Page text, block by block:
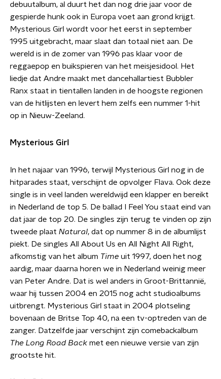
debuutalbum, al duurt het dan nog drie jaar voor de
gespierde hunk ook in Europa voet aan grond krijgt.
Mysterious Girl wordt voor het eerst in september
1995 uitgebracht, maar slaat dan totaal niet aan. De
wereld is in de zomer van 1996 pas klaar voor de
reggaepop en buikspieren van het meisjesidool. Het
liedje dat Andre maakt met dancehallartiest Bubbler
Ranx staat in tientallen landen in de hoogste regionen
van de hitlijsten en levert hem zelfs een nummer 1-hit
op in Nieuw-Zeeland.
Mysterious Girl
In het najaar van 1996, terwijl Mysterious Girl nog in de
hitparades staat, verschijnt de opvolger Flava. Ook deze
single is in veel landen wereldwijd een klapper en bereikt
in Nederland de top 5. De ballad I Feel You staat eind van
dat jaar de top 20. De singles zijn terug te vinden op zijn
tweede plaat Natural, dat op nummer 8 in de albumlijst
piekt. De singles All About Us en All Night All Right,
afkomstig van het album Time uit 1997, doen het nog
aardig, maar daarna horen we in Nederland weinig meer
van Peter Andre. Dat is wel anders in Groot-Brittannië,
waar hij tussen 2004 en 2015 nog acht studioalbums
uitbrengt. Mysterious Girl staat in 2004 plotseling
bovenaan de Britse Top 40, na een tv-optreden van de
zanger. Datzelfde jaar verschijnt zijn comebackalbum
The Long Road Back met een nieuwe versie van zijn
grootste hit.